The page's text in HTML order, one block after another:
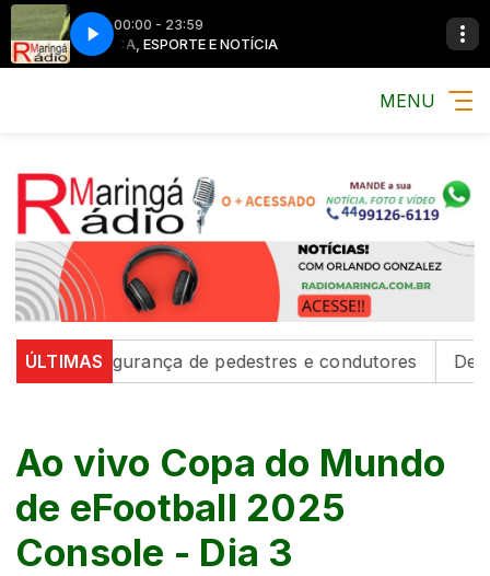
00:00 - 23:59
MÚSICA, ESPORTE E NOTÍCIA
MENU
ÚLTIMAS
segurança de pedestres e condutores Defesa
Ao vivo Copa do Mundo
de eFootball 2025
Console - Dia 3